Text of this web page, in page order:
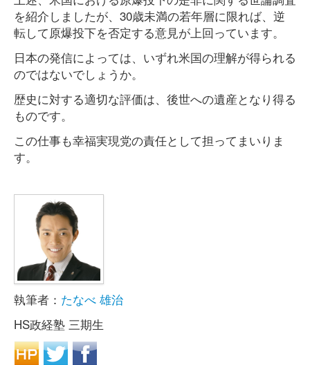
を紹介しましたが、30歳未満の若年層に限れば、逆
転して原爆投下を否定する意見が上回っています。
日本の発信によっては、いずれ米国の理解が得られる
のではないでしょうか。
歴史に対する適切な評価は、後世への遺産となり得る
ものです。
この仕事も幸福実現党の責任として担ってまいりま
す。
執筆者： たなべ 雄治
HS政経塾 三期生